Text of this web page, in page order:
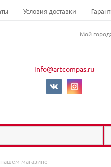
Условия доставки
Мой город:
info@artcompas.ru
магазине